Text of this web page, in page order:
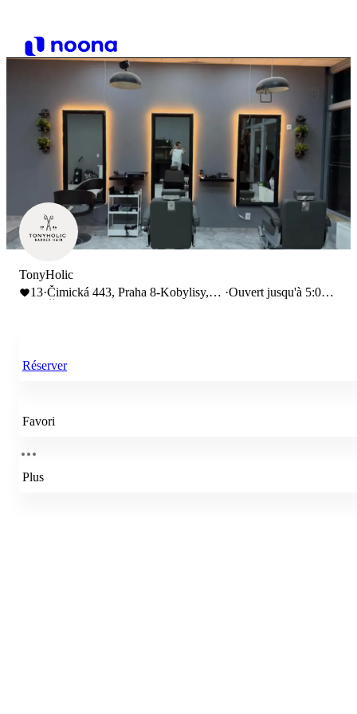
TonyHolic
13·Čimická 443, Praha 8-Kobylisy,
·Ouvert jusqu'à 5:00
Réserver
Favori
Plus